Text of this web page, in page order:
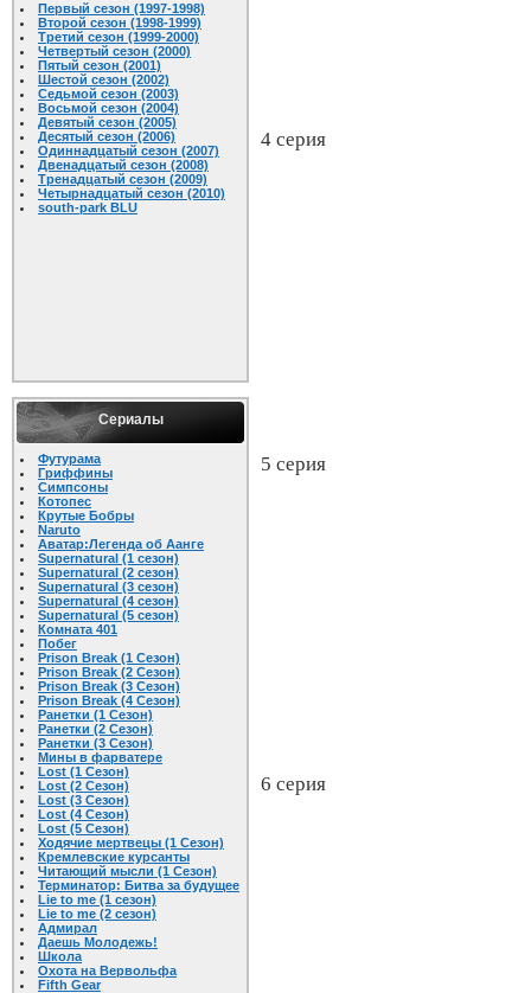
Первый сезон (1997-1998)
Второй сезон (1998-1999)
Третий сезон (1999-2000)
Четвертый сезон (2000)
Пятый сезон (2001)
Шестой сезон (2002)
Седьмой сезон (2003)
Восьмой сезон (2004)
Девятый сезон (2005)
Десятый сезон (2006)
Одиннадцатый сезон (2007)
Двенадцатый сезон (2008)
Тренадцатый сезон (2009)
Четырнадцатый сезон (2010)
south-park BLU
Сериалы
Футурама
Гриффины
Симпсоны
Котопес
Крутые Бобры
Naruto
Аватар:Легенда об Аанге
Supernatural (1 сезон)
Supernatural (2 сезон)
Supernatural (3 сезон)
Supernatural (4 сезон)
Supernatural (5 сезон)
Комната 401
Побег
Prison Break (1 Cезон)
Prison Break (2 Cезон)
Prison Break (3 Cезон)
Prison Break (4 Cезон)
Ранетки (1 Сезон)
Ранетки (2 Сезон)
Ранетки (3 Сезон)
Мины в фарватере
Lost (1 Сезон)
Lost (2 Сезон)
Lost (3 Сезон)
Lost (4 Сезон)
Lost (5 Сезон)
Ходячие мертвецы (1 Сезон)
Кремлевские курсанты
Читающий мысли (1 Сезон)
Терминатор: Битва за будущее
Lie to me (1 сезон)
Lie to me (2 сезон)
Адмирал
Даешь Молодежь!
Школа
Охота на Вервольфа
Fifth Gear
4 серия
5 серия
6 серия